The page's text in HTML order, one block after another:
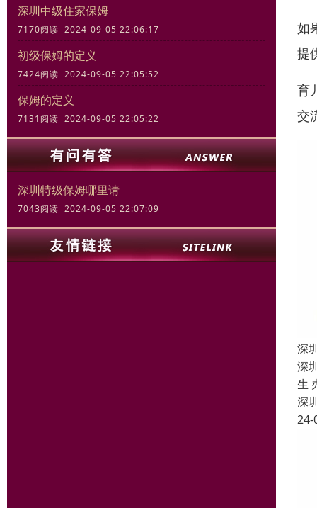
深圳中级住家保姆
7170阅读 2024-09-05 22:06:17
初级保姆的定义
7424阅读 2024-09-05 22:05:52
保姆的定义
7131阅读 2024-09-05 22:05:22
深圳特级保姆哪里请
7043阅读 2024-09-05 22:07:09
如
提
育
交
深
深
生
深
24-